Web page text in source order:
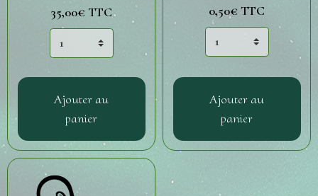
35,00€ TTC
Ajouter au
panier
0,50€ TTC
Ajouter au
panier